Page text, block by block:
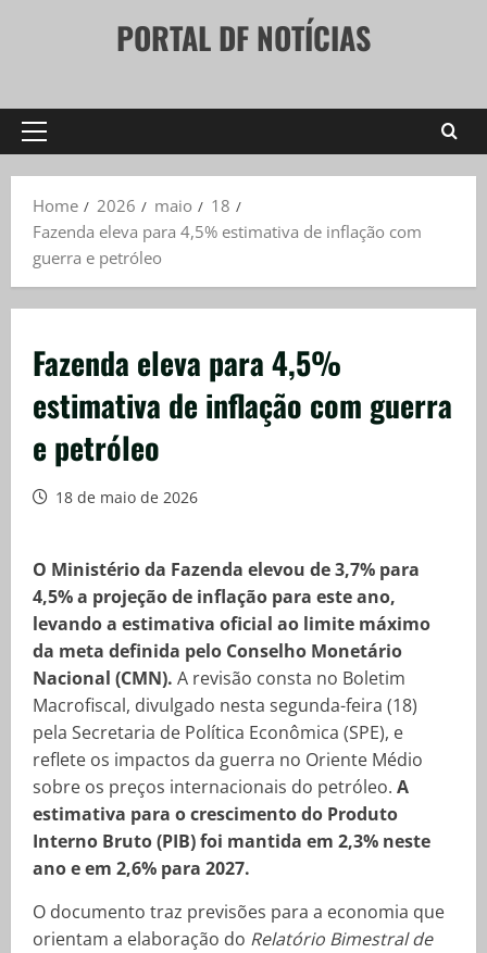
PORTAL DF NOTÍCIAS
Primary
Home
2026 maio
18
Fazenda eleva para 4,5% estimativa de inflação com
guerra e petróleo
Fazenda eleva para 4,5%
estimativa de inflação com guerra
e petróleo
18 de maio de 2026
O Ministério da Fazenda elevou de 3,7% para
4,5% a projeção de inflação para este ano,
levando a estimativa oficial ao limite máximo
da meta definida pelo Conselho Monetário
Nacional (CMN). A revisão consta no Boletim
Macrofiscal, divulgado nesta segunda-feira (18)
pela Secretaria de Política Econômica (SPE), e
reflete os impactos da guerra no Oriente Médio
sobre os preços internacionais do petróleo. A
estimativa para o crescimento do Produto
Interno Bruto (PIB) foi mantida em 2,3% neste
ano e em 2,6% para 2027.
O documento traz previsões para a economia que
orientam a elaboração do Relatório Bimestral de